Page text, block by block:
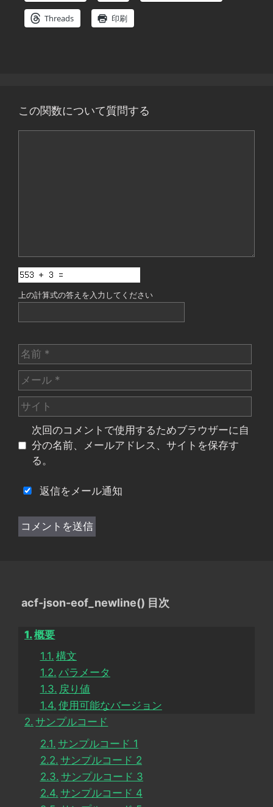
Threads 印刷
この関数について質問する
上の計算式の答えを入力してください
名
前
メ
ー
ル
サ
イ
次回のコメントで使用するためブラウザーに自
分の名前、メールアドレス、サイトを保存す
る。
返信をメール通知
acf-json-eof_newline() 目次
概要
構文
パラメータ
戻り値
使用可能なバージョン
サンプルコード
サンプルコード 1
サンプルコード 2
サンプルコード 3
サンプルコード 4